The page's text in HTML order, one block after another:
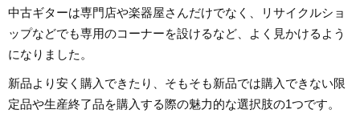
ジオラグらしさ」を追求してまいります。
中古ギターは専門店や楽器屋さんだけでなく、リサイクルショ
ップなどでも専用のコーナーを設けるなど、よく見かけるよう
になりました。
新品より安く購入できたり、そもそも新品では購入できない限
定品や生産終了品を購入する際の魅力的な選択肢の1つです。